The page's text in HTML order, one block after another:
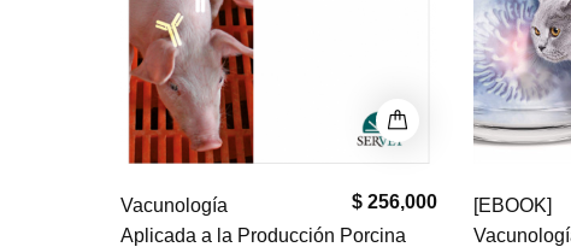
$ 241,000
[EBOOK]
Vacunología en pequeños animales
veterinaria